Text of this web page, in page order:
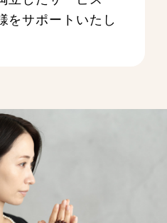
をサポートいたし